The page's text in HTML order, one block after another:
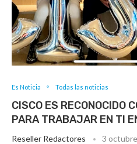
Es Noticia Todas las noticias
CISCO ES RECONOCIDO
PARA TRABAJAR EN TI
Reseller Redactores 3